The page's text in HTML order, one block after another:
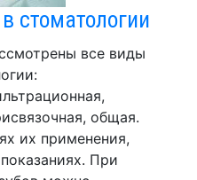
стоматологии
все виды
общая.
их применения,
При